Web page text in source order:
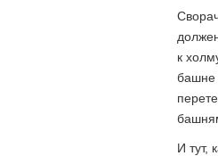
к
башне
И тут,